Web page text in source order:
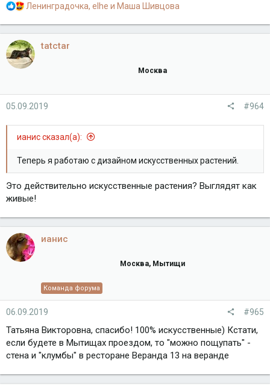
Р
а
к
ц
и
Ленинградочка, elhe и Маша Шивцова
tatctar
Москва
05.09.2019 #964
ианис сказал(а):
Теперь я работаю с дизайном искусственных растений.
Это действительно искусственные растения? Выглядят как
живые!
ианис
Москва, Мытищи
Команда форума
06.09.2019 #965
Татьяна Викторовна, спасибо! 100% искусственные) Кстати,
если будете в Мытищах проездом, то "можно пощупать" -
стена и "клумбы" в ресторане Веранда 13 на веранде